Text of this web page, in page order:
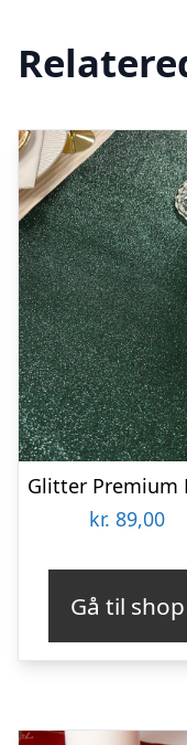
kr. 89,00
Gå til shop